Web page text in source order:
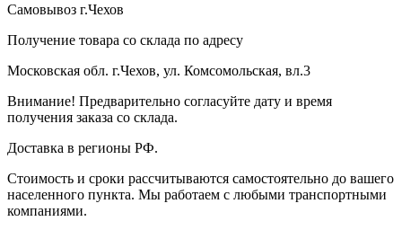
Самовывоз г.Чехов
Получение товара со склада по адресу
Московская обл. г.Чехов, ул. Комсомольская, вл.3
Внимание! Предварительно согласуйте дату и время
получения заказа со склада.
Доставка в регионы РФ.
Стоимость и сроки рассчитываются самостоятельно до вашего
населенного пункта. Мы работаем с любыми транспортными
компаниями.